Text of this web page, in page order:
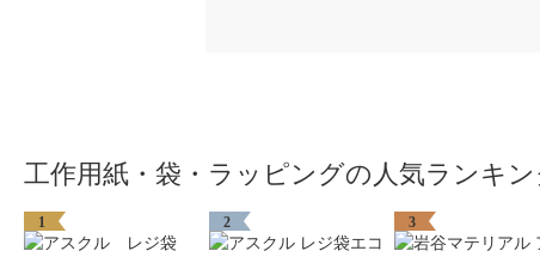
工作用紙・袋・ラッピングの人気ランキ
1 2 3